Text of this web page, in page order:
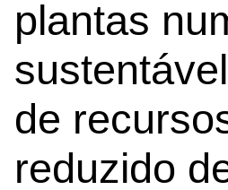
plantas
de
reduzido